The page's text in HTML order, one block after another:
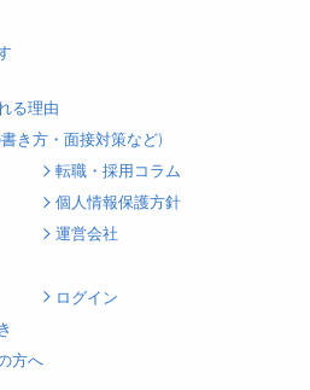
る理由
き方・面接対策など)
転職・採用コラム
個人情報保護方針
運営会社
ログイン
方へ